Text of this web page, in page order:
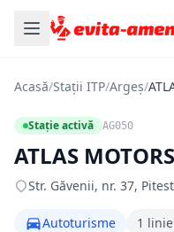
Acasă/Stații ITP/Argeș/
Stație activă AG050
ATLAS
Str. Găvenii, nr. 37,
Autoturisme 1